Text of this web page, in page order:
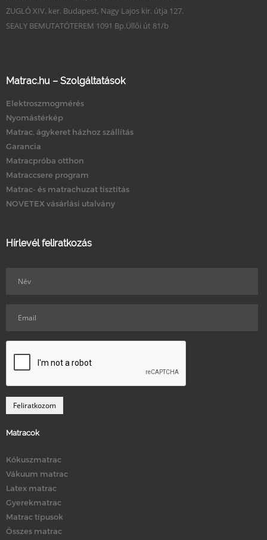
ZUGLÓ XIV. ker. Budapest, Nagy Lajos kir. útja 127.
SEALY BEMUTATÓTEREM 1091 Bp.Üllői út 81/b
Matrac.hu – Szolgáltatások
Elektroszmogmérés
Nyomástérkép
Matrac, ágykeret házhoz szállítás
Garancia
Matracpróba otthon
Matraccsere program
Matrac- és matrachuzat tisztítás
NOVETEX vásárlási utalvány
Hírlevél feliratkozás
Matracok
Kókuszmatrac
Vákuum matrac
Latex matrac
Gyerekmatrac
Matrac típusok
Összes matrac